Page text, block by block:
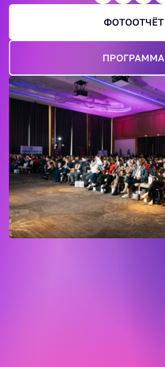
ФОТООТЧЁТ
ПРОГРАММА